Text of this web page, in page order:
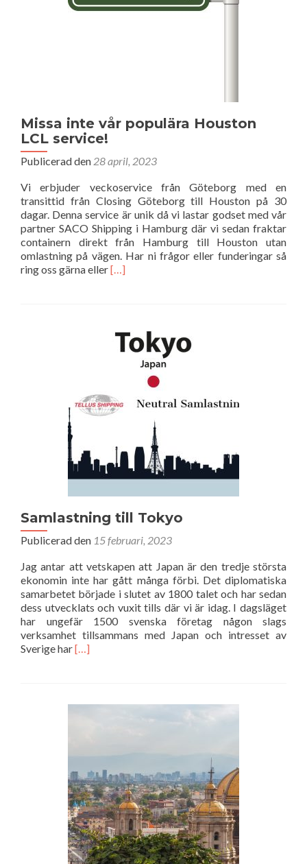
Missa inte vår populära Houston
LCL service!
Publicerad den 28 april, 2023
Vi erbjuder veckoservice från Göteborg med en
transittid från Closing Göteborg till Houston på 30
dagar. Denna service är unik då vi lastar godset med vår
partner SACO Shipping i Hamburg där vi sedan fraktar
containern direkt från Hamburg till Houston utan
omlastning på vägen. Har ni frågor eller funderingar så
ring oss gärna ellerLäs
vår
populära
Houston
[…]
Samlastning till Tokyo
Publicerad den 15 februari, 2023
Jag antar att vetskapen att Japan är den tredje största
ekonomin inte har gått många förbi. Det diplomatiska
samarbetet började i slutet av 1800 talet och har sedan
dess utvecklats och vuxit tills där vi är idag. I dagsläget
har ungefär 1500 svenska företag någon slags
verksamhet tillsammans med Japan och intresset av
Sverige harLäs
till
[…]